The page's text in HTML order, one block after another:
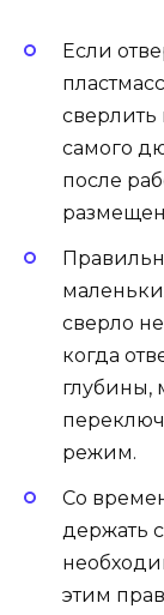
Если
самого
после
сверло
когда
глубины,
режим.
Со
держать
этим